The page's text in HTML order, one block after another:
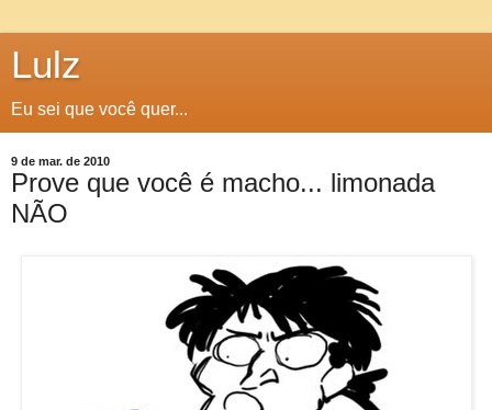
Lulz
Eu sei que você quer...
9 de mar. de 2010
Prove que você é macho... limonada
NÃO